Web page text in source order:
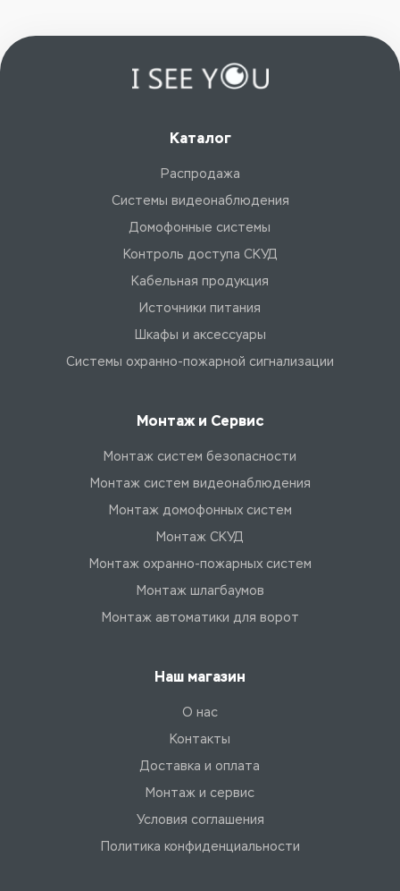
Каталог
Распродажа
Системы видеонаблюдения
Домофонные системы
Контроль доступа СКУД
Кабельная продукция
Источники питания
Шкафы и аксессуары
Системы охранно-пожарной сигнализации
Монтаж и Сервис
Монтаж систем безопасности
Монтаж систем видеонаблюдения
Монтаж домофонных систем
Монтаж СКУД
Монтаж охранно-пожарных систем
Монтаж шлагбаумов
Монтаж автоматики для ворот
Наш магазин
О нас
Контакты
Доставка и оплата
Монтаж и сервис
Условия соглашения
Политика конфиденциальности